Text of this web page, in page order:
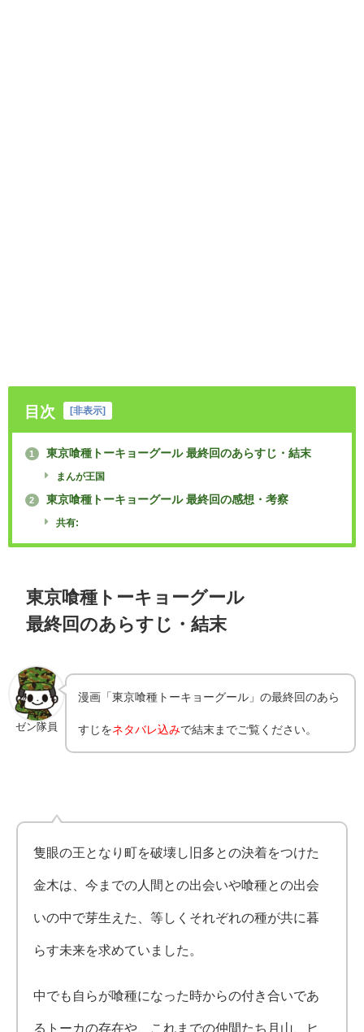
目次 [非表示]
1 東京喰種トーキョーグール 最終回のあらすじ・結末
まんが王国
2 東京喰種トーキョーグール 最終回の感想・考察
共有:
東京喰種トーキョーグール
最終回のあらすじ・結末
ゼン隊員
漫画「東京喰種トーキョーグール」の最終回のあら
すじをネタバレ込みで結末までご覧ください。
隻眼の王となり町を破壊し旧多との決着をつけた
金木は、今までの人間との出会いや喰種との出会
いの中で芽生えた、等しくそれぞれの種が共に暮
らす未来を求めていました。
中でも自らが喰種になった時からの付き合いであ
るトーカの存在や、これまでの仲間たち月山、ヒ